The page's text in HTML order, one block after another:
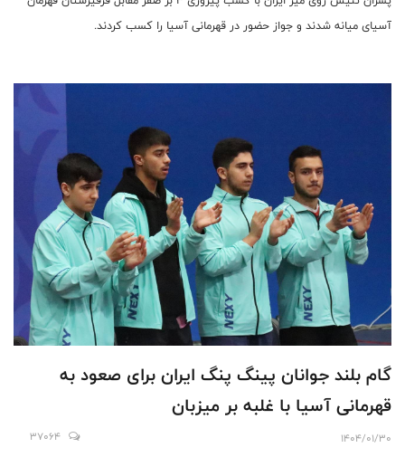
آسیای میانه شدند و جواز حضور در قهرمانی آسیا را کسب کردند.
گام بلند جوانان پینگ پنگ ایران برای صعود به
قهرمانی آسیا با غلبه بر میزبان
1404/01/30
37064